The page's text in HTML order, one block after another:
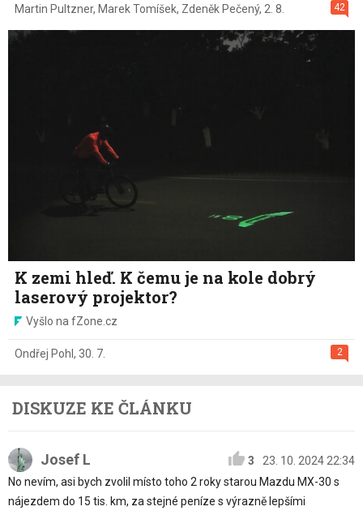
42
Martin Pultzner, Marek Tomíšek, Zdeněk Pečený, 2. 8.
K zemi hleď. K čemu je na kole dobrý
laserový projektor?
Vyšlo na fZone.cz
2
Ondřej Pohl , 30. 7.
DISKUZE KE ČLÁNKU
Josef L 3
23. 10. 2024 22:34
No nevím, asi bych zvolil místo toho 2 roky starou Mazdu MX-30 s
nájezdem do 15 tis. km, za stejné peníze s výrazně lepšími